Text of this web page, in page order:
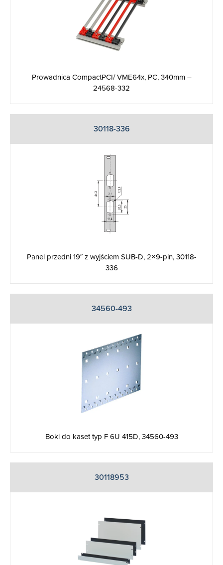
Prowadnica CompactPCI/ VME64x, PC, 340mm –
24568-332
30118-336
Panel przedni 19″ z wyjściem SUB-D, 2×9-pin, 30118-
336
34560-493
Boki do kaset typ F 6U 415D, 34560-493
30118953